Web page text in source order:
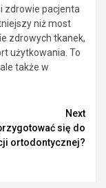
zdrowie pacjenta
niż most
zdrowych tkanek,
użytkowania. To
także w
Next
się do
ortodontycznej?